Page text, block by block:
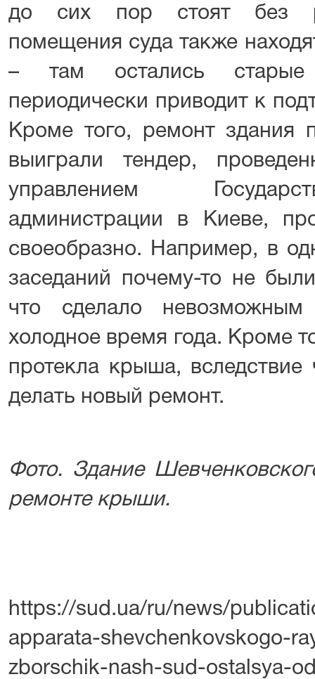
до сих пор стоят без
помещения суда также
– там остались старые
периодически приводит к
Кроме того, ремонт здания
выиграли тендер,
управлением
администрации в Киеве,
своеобразно. Например, в
заседаний почему-то не
что сделало
холодное время года. Кроме
протекла крыша,
делать новый ремонт.
Фото. Здание
ремонте крыши.
https://sud.ua/ru/news/
apparata-shevchenkovskogo-
zborschik-nash-sud-ostalsya-